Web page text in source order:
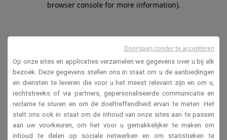
browser console for more information).
Op onze sites en applicaties verzamelen we gegevens over u bij elk
bezoek. Deze gegevens stellen ons in staat om u de aanbiedingen
en diensten te leveren die voor u het meest relevant zijn en om u,
rechtstreeks of via partners, gepersonaliseerde communicatie en
reclame te sturen en om de doeltreffendheid ervan te meten. Het
stelt ons ook in staat om de inhoud van onze sites aan te passen
aan uw voorkeuren, om het voor u gemakkelijker te maken om
inhoud te delen op sociale netwerken en om statistieken te
Doorgaan zonder te accepteren